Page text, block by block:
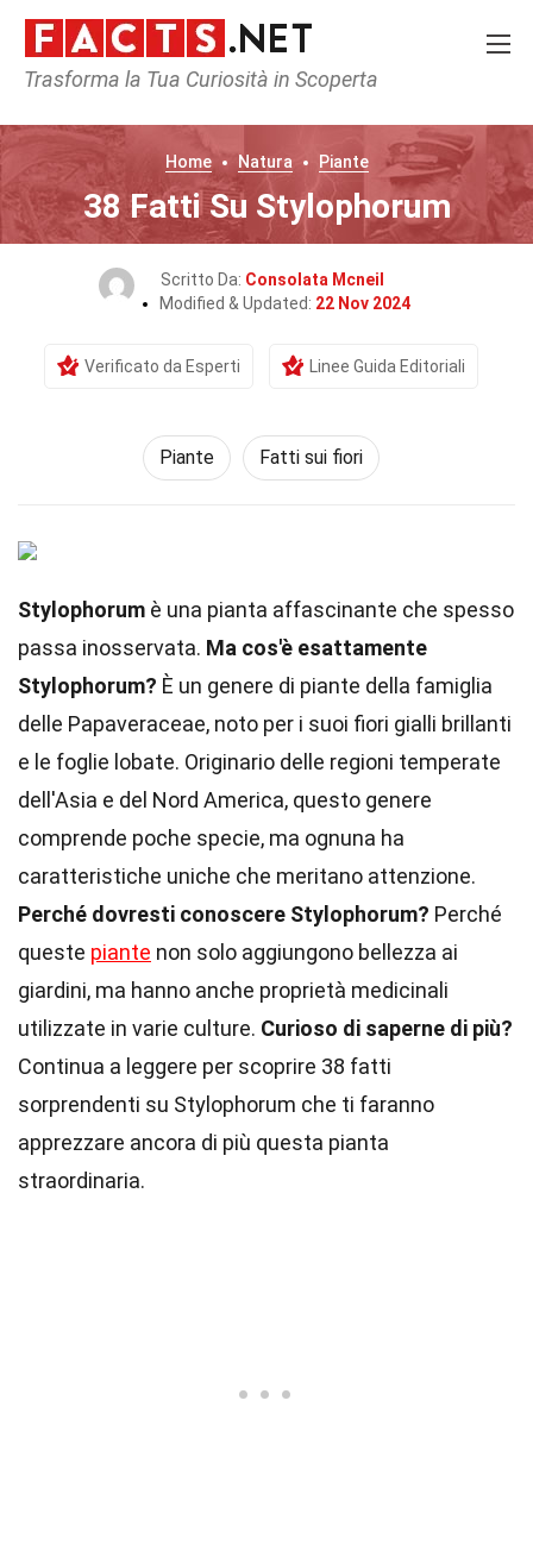
Trasforma la Tua Curiosità in Scoperta
Home Natura Piante
38 Fatti Su Stylophorum
Scritto Da: Consolata Mcneil
Modified & Updated: 22 Nov 2024
Verificato da Esperti Linee Guida Editoriali
Piante Fatti sui fiori
Stylophorum è una pianta affascinante che spesso
passa inosservata. Ma cos'è esattamente
Stylophorum? È un genere di piante della famiglia
delle Papaveraceae, noto per i suoi fiori gialli brillanti
e le foglie lobate. Originario delle regioni temperate
dell'Asia e del Nord America, questo genere
comprende poche specie, ma ognuna ha
caratteristiche uniche che meritano attenzione.
Perché dovresti conoscere Stylophorum? Perché
queste piante non solo aggiungono bellezza ai
giardini, ma hanno anche proprietà medicinali
utilizzate in varie culture. Curioso di saperne di più?
Continua a leggere per scoprire 38 fatti
sorprendenti su Stylophorum che ti faranno
apprezzare ancora di più questa pianta
straordinaria.